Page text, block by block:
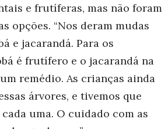
e frutíferas, mas não foram
opções. “Nos deram mudas
e jacarandá. Para os
é frutífero e o jacarandá na
remédio. As crianças ainda
árvores, e tivemos que
uma. O cuidado com as